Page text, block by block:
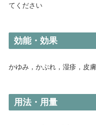
てください
効能・効果
かゆみ，かぶれ，湿疹，皮
用法・用量